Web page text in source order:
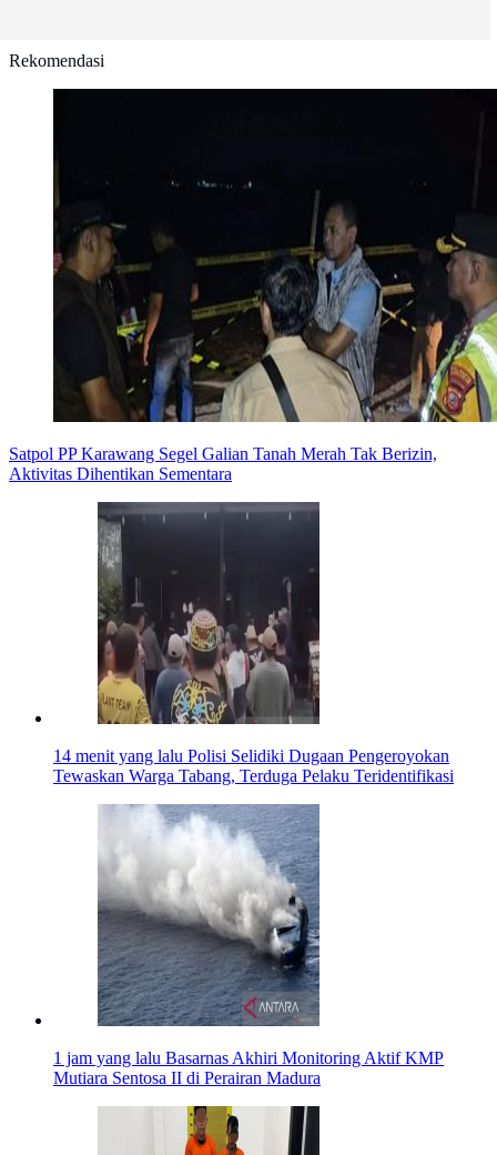
Rekomendasi
Satpol PP Karawang Segel Galian Tanah Merah Tak Berizin,
Aktivitas Dihentikan Sementara
14 menit yang lalu Polisi Selidiki Dugaan Pengeroyokan
Tewaskan Warga Tabang, Terduga Pelaku Teridentifikasi
1 jam yang lalu Basarnas Akhiri Monitoring Aktif KMP
Mutiara Sentosa II di Perairan Madura